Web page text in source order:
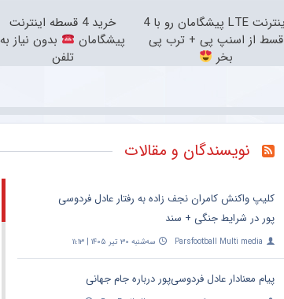
اینترنت LTE پیشگامان رو با 4
قسط از اسنپ پی + ترب پی
بخر
خرید 4 قسطه اینترنت
پیشگامان
بدون نیاز به
تلفن
نویسندگان و مقالات
کلیپ واکنش کامران نجف زاده به رفتار عادل فردوسی
پور در شرایط جنگی + سند
Parsfootball Multi media سه‌شنبه ۳۰ تیر ۱۴۰۵ | ۱۱:۱۳
پیام معنادار عادل فردوسی‌پور درباره جام جهانی